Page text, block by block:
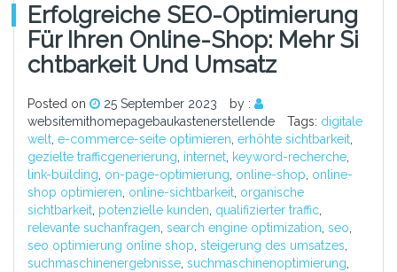
Erfolgreiche SEO-Optimierung
Für Ihren Online-Shop: Mehr Si
Chtbarkeit Und Umsatz
Posted on 25 September 2023
by :
websitemithomepagebaukastenerstellende
Tags: digitale
welt e-commerce-seite optimieren erhöhte sichtbarkeit
gezielte trafficgenerierung internet keyword-recherche
link-building on-page-optimierung online-shop online-
shop optimieren online-sichtbarkeit organische
sichtbarkeit potenzielle kunden qualifizierter traffic
relevante suchanfragen search engine optimization seo
seo optimierung online shop steigerung des umsatzes
suchmaschinenergebnisse suchmaschinenoptimierung